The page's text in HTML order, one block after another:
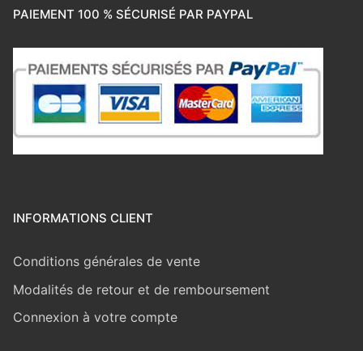
PAIEMENT 100 % SÉCURISÉ PAR PAYPAL
INFORMATIONS CLIENT
Conditions générales de vente
Modalités de retour et de remboursement
Connexion à votre compte